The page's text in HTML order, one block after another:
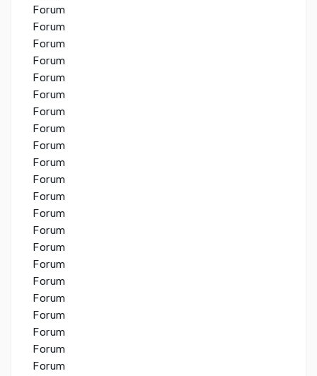
Forum
Forum
Forum
Forum
Forum
Forum
Forum
Forum
Forum
Forum
Forum
Forum
Forum
Forum
Forum
Forum
Forum
Forum
Forum
Forum
Forum
Forum